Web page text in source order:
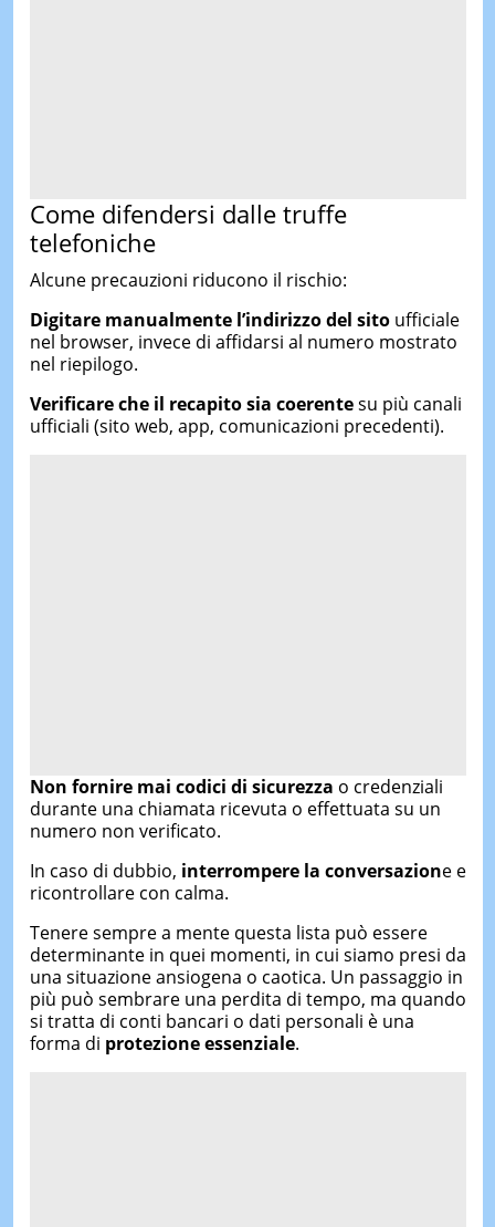
Come difendersi dalle truffe
telefoniche
Alcune precauzioni riducono il rischio:
Digitare manualmente l’indirizzo del sitoufficiale
nel browser, invece di affidarsi al numero mostrato
nel riepilogo.
Verificare che il recapito sia coerentesu più canali
ufficiali (sito web, app, comunicazioni precedenti).
Non fornire mai codici di sicurezza o credenziali
durante una chiamata ricevuta o effettuata su un
numero non verificato.
In caso di dubbio, interrompere la conversazione e
ricontrollare con calma.
Tenere sempre a mente questa lista può essere
determinante in quei momenti, in cui siamo presi da
una situazione ansiogena o caotica. Un passaggio in
più può sembrare una perdita di tempo, ma quando
si tratta di conti bancari o dati personali è una
forma di protezione essenziale.